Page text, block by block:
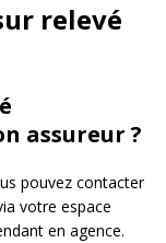
relevé
assureur ?
pouvez contacter
votre espace
en agence.